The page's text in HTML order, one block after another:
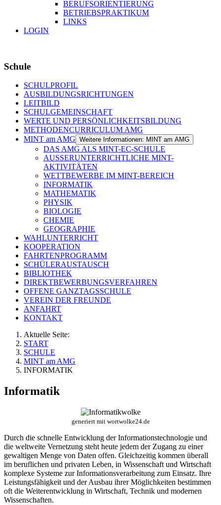
BERUFSORIENTIERUNG
BETRIEBSPRAKTIKUM
LINKS
LOGIN
Schule
SCHULPROFIL
AUSBILDUNGSRICHTUNGEN
LEITBILD
SCHULGEMEINSCHAFT
WERTE UND PERSÖNLICHKEITSBILDUNG
METHODENCURRICULUM AMG
MINT am AMG Weitere Informationen: MINT am AMG
DAS AMG ALS MINT-EC-SCHULE
AUSSERUNTERRICHTLICHE MINT-
AKTIVITÄTEN
WETTBEWERBE IM MINT-BEREICH
INFORMATIK
MATHEMATIK
PHYSIK
BIOLOGIE
CHEMIE
GEOGRAPHIE
WAHLUNTERRICHT
KOOPERATION
FAHRTENPROGRAMM
SCHÜLERAUSTAUSCH
BIBLIOTHEK
DIREKTBEWERBUNGSVERFAHREN
OFFENE GANZTAGSSCHULE
VEREIN DER FREUNDE
ANFAHRT
KONTAKT
Aktuelle Seite:
START
SCHULE
MINT am AMG
INFORMATIK
Informatik
generiert mit wortwolke24.de
Durch die schnelle Entwicklung der Informationstechnologie und
die weltweite Vernetzung steht heute jedem der Zugang zu einer
gewaltigen Menge von Daten offen. Gleichzeitig kommen überall
im beruflichen und privaten Leben, in Wissenschaft und Wirtschaft
komplexe Systeme zur Informationsverarbeitung zum Einsatz. Ihre
Leistungsfähigkeit und der Ausbau ihrer Möglichkeiten bestimmen
oft die Weiterentwicklung in Wirtschaft, Technik und modernen
Wissenschaften.